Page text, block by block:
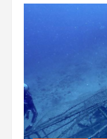
Nouvelles